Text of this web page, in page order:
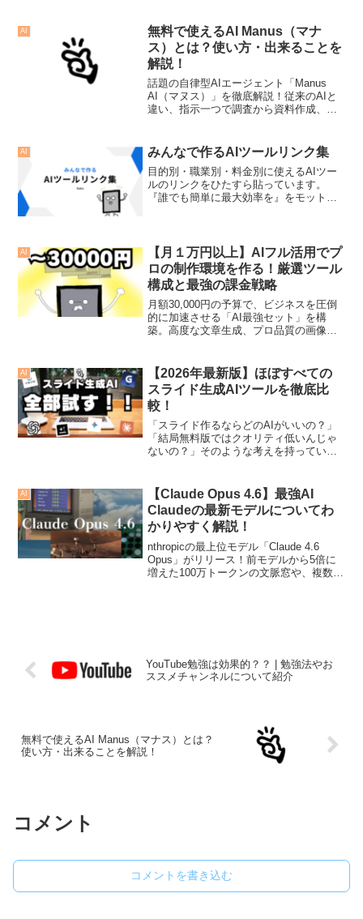
をブロガー目線で本音レビューします。
最新のAIツール情報を探している方は必
見です。
AI
無料で使えるAI Manus（マナ
ス）とは？使い方・出来ることを
解説！
話題の自律型AIエージェント「Manus
AI（マヌス）」を徹底解説！従来のAIと
違い、指示一つで調査から資料作成、
効率化に直結するLINE連携設定、最新の
活用事例まで、この記事だけででManus
のすべてがわかります。
AI みんなで作るAIツールリンク集
目的別・職業別・料金別に使えるAIツー
ルのリンクをひたすら貼っています。
『誰でも簡単に最大効率を』をモットー
AI
【月１万円以上】AIフル活用でプ
ロの制作環境を作る！厳選ツール
構成と最強の課金戦略
月額30,000円の予算で、ビジネスを圧倒
的に加速させる「AI最強セット」を構
築。高度な文章生成、プロ品質の画像・
投資を数倍の利益に変えるための、賢い
課金バランスを提案します。
AI
【2026年最新版】ほぼすべての
スライド生成AIツールを徹底比
較！
「スライド作るならどのAIがいいの？」
「結局無料版ではクオリティ低いんじゃ
ないの？」そのような考えを持っている
manusなどのAIでは、デザイナーが作っ
たレベルのスライドが生成できるように
なりました。この記事を読めば、いった
いスライド生成にはどのAIを使うのが1番
いいのか、また無料版でどの程度使うこ
とができるのかなどがわかり、あなたの
作業効率爆上がり間違いなしです。ぜひ
最後まで読んでください！！
AI
【Claude Opus 4.6】最強AI
Claudeの最新モデルについてわ
かりやすく解説！
nthropicの最上位モデル「Claude 4.6
Opus」がリリース！前モデルから5倍に
増えた100万トークンの文脈窓や、複数AI
YouTube勉強は効果的？？ | 勉強法やお
ススメチャンネルについて紹介
無料で使えるAI Manus（マナス）とは？
使い方・出来ることを解説！
コメント
コメントを書き込む